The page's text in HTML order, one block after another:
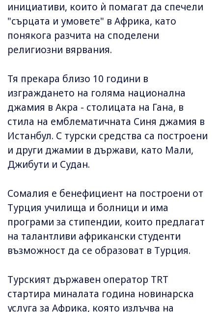
инициативи, които ѝ помагат да спечели
"сърцата и умовете" в Африка, като
понякога разчита на споделени
религиозни вярвания.
Тя прекара близо 10 години в
изграждането на голяма национална
джамия в Акра - столицата на Гана, в
стила на емблематичната Синя джамия в
Истанбул. С турски средства са построени
и други джамии в държави, като Мали,
Джибути и Судан.
Сомалия е бенефициент на построени от
Турция училища и болници и има
програми за стипендии, които предлагат
на талантливи африкански студенти
възможност да се образоват в Турция.
Турският държавен оператор TRT
стартира миналата година новинарска
услуга за Африка, която излъчва на